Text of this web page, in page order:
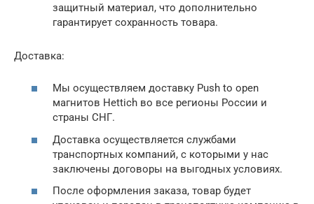
защитный материал, что дополнительно
гарантирует сохранность товара.
Доставка:
Мы осуществляем доставку Push to open
магнитов Hettich во все регионы России и
страны СНГ.
Доставка осуществляется службами
транспортных компаний, с которыми у нас
заключены договоры на выгодных условиях.
После оформления заказа, товар будет